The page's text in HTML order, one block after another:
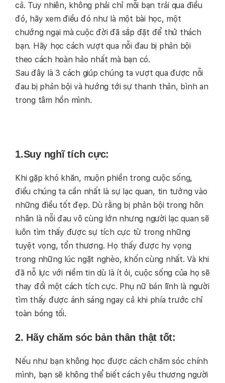
cả. Tuy nhiên, không phải chỉ mỗi bạn trải qua điều
đó, hãy xem điều đó như là một bài học, một
chướng ngại mà cuộc đời đã sắp đặt để thử thách
bạn. Hãy học cách vượt qua nỗi đau bị phản bội
theo cách hoàn hảo nhất mà bạn có.
Sau đây là 3 cách giúp chúng ta vượt qua được nỗi
đau bị phản bội và hướng tới sự thanh thản, bình an
trong tâm hồn mình.
1.Suy nghĩ tích cực:
Khi gặp khó khăn, muộn phiền trong cuộc sống,
điều chúng ta cần nhất là sự lạc quan, tin tưởng vào
những điều tốt đẹp. Dù rằng bị phản bội trong hôn
nhân là nỗi đau vô cùng lớn nhưng người lạc quan sẽ
luôn tìm thấy được sự tích cực từ trong những
tuyệt vọng, tổn thương. Họ thấy được hy vọng
trong những lúc ngặt nghèo, khốn cùng nhất. Và khi
đã nỗ lực với niềm tin dù là ít ỏi, cuộc sống của họ sẽ
thay đổi một cách tích cực. Phụ nữ bản lĩnh là người
tìm thấy được ánh sáng ngay cả khi phía trước chỉ
toàn bóng tối.
2. Hãy chăm sóc bản thân thật tốt:
Nếu như bạn không học được cách chăm sóc chính
mình, bạn sẽ không thể biết cách yêu thương người